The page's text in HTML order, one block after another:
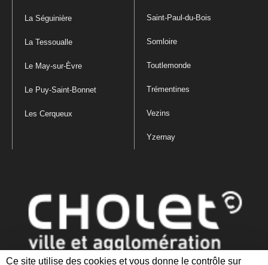
Ce site utilise des cookies et vous donne le contrôle sur
La Séguinière
La Tessoualle
Le May-sur-Èvre
Le Puy-Saint-Bonnet
Les Cerqueux
Saint-Paul-du-Bois
Somloire
Toutlemonde
Trémentines
Vezins
Yzernay